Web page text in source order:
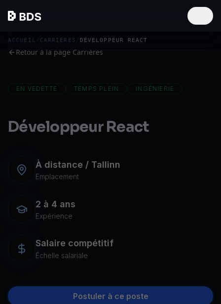
ACCUEIL / CARRIÈRES / DÉVELOPPEUR REACT
Retour à la page Carrières
EN VEDETTE TEMPS PLEIN INGÉNIERIE
Développeur React
À distance / Tallinn
Emplacement
2 à 4 ans
Expérience
Salaire compétitif
Échelle salariale
Postuler à ce poste